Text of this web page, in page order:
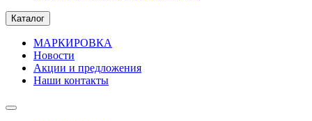
Каталог
МАРКИРОВКА
Новости
Акции и предложения
Наши контакты